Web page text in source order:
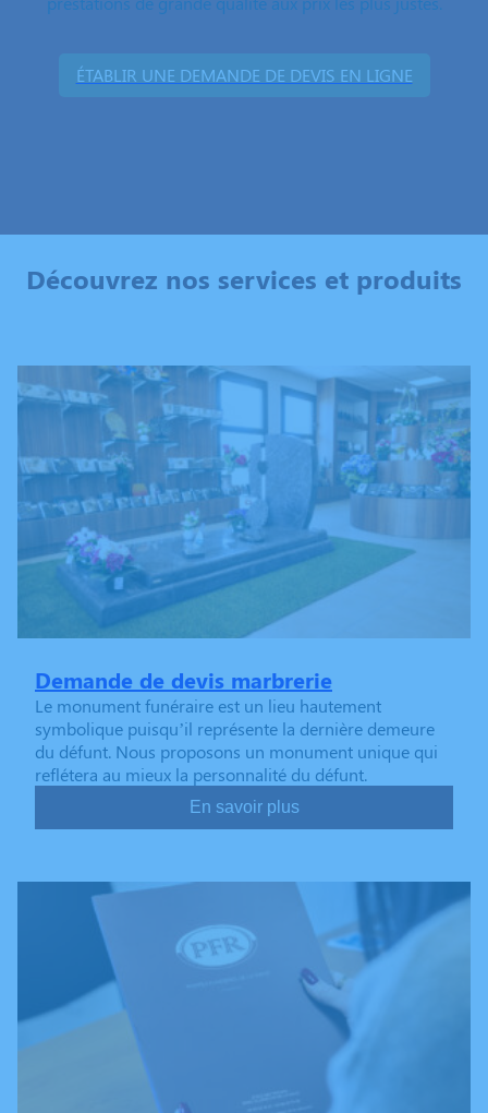
ÉTABLIR UNE DEMANDE DE DEVIS EN LIGNE
Découvrez nos services et produits
Demande de devis marbrerie
Le monument funéraire est un lieu hautement
symbolique puisqu’il représente la dernière demeure
du défunt. Nous proposons un monument unique qui
reflétera au mieux la personnalité du défunt.
En savoir plus